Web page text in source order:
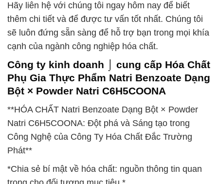
Hãy liên hệ với chúng tôi ngay hôm nay để biết
thêm chi tiết và để được tư vấn tốt nhất. Chúng tôi
sẽ luôn đứng sẵn sàng để hỗ trợ bạn trong mọi khía
cạnh của ngành công nghiệp hóa chất.
Công ty kinh doanh ⌡ cung cấp Hóa Chất
Phụ Gia Thực Phẩm Natri Benzoate Dạng
Bột × Powder Natri C6H5COONA
**HÓA CHẤT Natri Benzoate Dạng Bột × Powder
Natri C6H5COONA: Đột phá và Sáng tạo trong
Công Nghệ của Công Ty Hóa Chất Đắc Trường
Phát**
*Chia sẻ bí mật về hóa chất: nguồn thông tin quan